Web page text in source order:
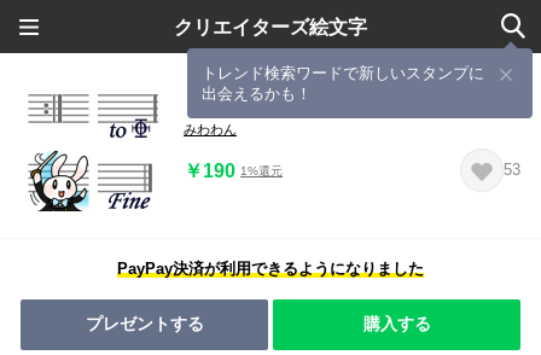
クリエイターズ絵文字
トレンド検索ワードで新しいスタンプに
出会えるかも！
まじ☆楽譜作成８ 五線紙セット
みわわん
￥190 1%還元 53
PayPay決済が利用できるようになりました
プレゼントする 購入する